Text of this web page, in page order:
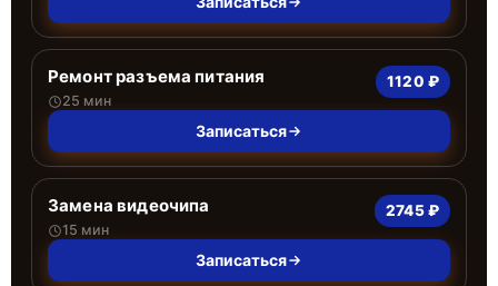
Ремонт разъема питания
25 мин
1120 ₽
Записаться
Замена видеочипа
15 мин
2745 ₽
Записаться